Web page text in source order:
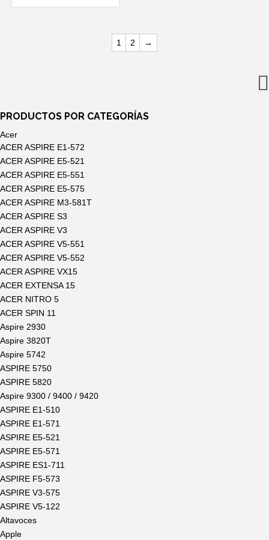
9,99€.
1 2 →
PRODUCTOS POR CATEGORÍAS
Acer
ACER ASPIRE E1-572
ACER ASPIRE E5-521
ACER ASPIRE E5-551
ACER ASPIRE E5-575
ACER ASPIRE M3-581T
ACER ASPIRE S3
ACER ASPIRE V3
ACER ASPIRE V5-551
ACER ASPIRE V5-552
ACER ASPIRE VX15
ACER EXTENSA 15
ACER NITRO 5
ACER SPIN 11
Aspire 2930
Aspire 3820T
Aspire 5742
ASPIRE 5750
ASPIRE 5820
Aspire 9300 / 9400 / 9420
ASPIRE E1-510
ASPIRE E1-571
ASPIRE E5-521
ASPIRE E5-571
ASPIRE ES1-711
ASPIRE F5-573
ASPIRE V3-575
ASPIRE V5-122
Altavoces
Apple